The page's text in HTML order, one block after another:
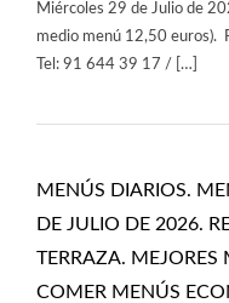
Miércoles 29 de Julio de
medio menú 12,50 euros).
Tel: 91 644 39 17 / […]
MENÚS DIARIOS.
DE JULIO DE 2026.
TERRAZA. MEJORES
COMER MENÚS